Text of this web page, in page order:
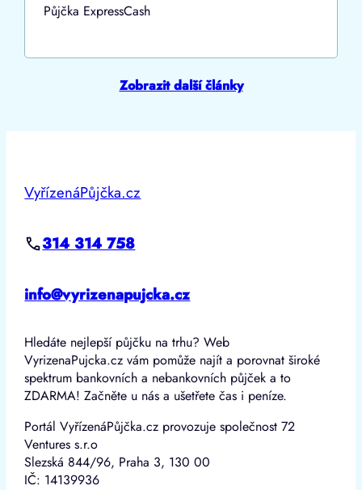
Půjčka ExpressCash
Zobrazit další články
VyřízenáPůjčka.cz
314 314 758
info@vyrizenapujcka.cz
Hledáte nejlepší půjčku na trhu? Web
VyrizenaPujcka.cz vám pomůže najít a porovnat široké
spektrum bankovních a nebankovních půjček a to
ZDARMA! Začněte u nás a ušetřete čas i peníze.
Portál VyřízenáPůjčka.cz provozuje společnost 72
Ventures s.r.o
Slezská 844/96, Praha 3, 130 00
IČ: 14139936